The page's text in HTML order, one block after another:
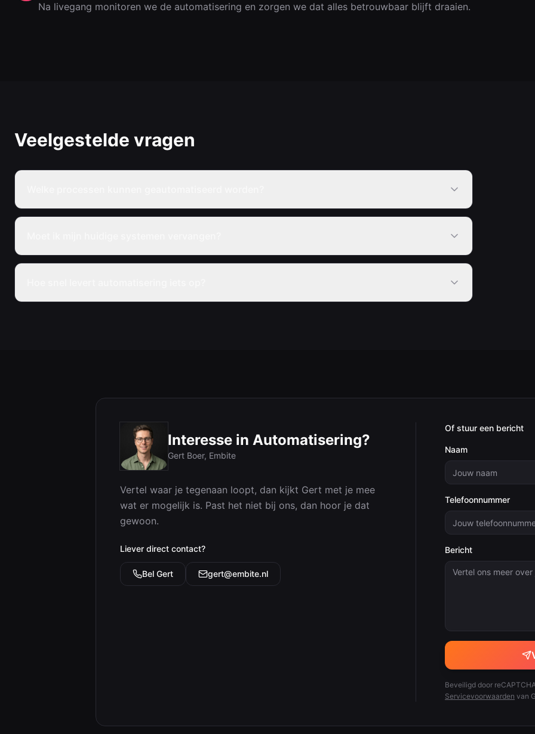
Na livegang monitoren we de automatisering en zorgen we dat alles betrouwbaar blijft draaien.
Veelgestelde vragen
Interesse in Automatisering?
Gert Boer, Embite
Vertel waar je tegenaan loopt, dan kijkt Gert met je mee
wat er mogelijk is. Past het niet bij ons, dan hoor je dat
gewoon.
Liever direct contact?
Bel Gert gert@embite.nl
Of stuur een bericht
Naam
Telefoonnummer
Bericht
Beveiligd door
Servicevoorwaarden van